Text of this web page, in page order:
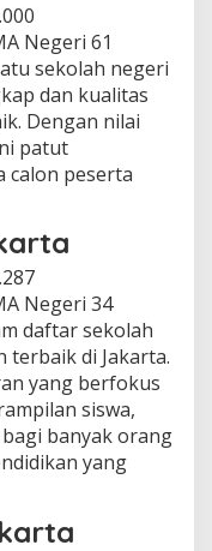
Negeri 61
sekolah negeri
dan kualitas
Dengan nilai
patut
calon peserta
Negeri 34
daftar sekolah
terbaik di Jakarta.
yang berfokus
siswa,
banyak orang
yang